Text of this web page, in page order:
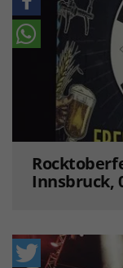
Innsbruck,